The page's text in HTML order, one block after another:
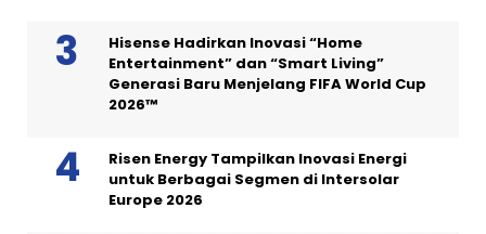
Hisense Hadirkan Inovasi “Home
Entertainment” dan “Smart Living”
Generasi Baru Menjelang FIFA World Cup
2026™
Risen Energy Tampilkan Inovasi Energi
untuk Berbagai Segmen di Intersolar
Europe 2026